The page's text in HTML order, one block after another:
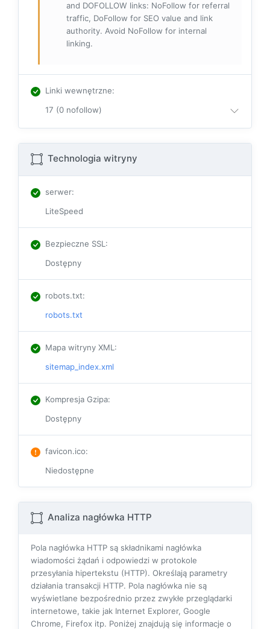
and DOFOLLOW links: NoFollow for referral
traffic, DoFollow for SEO value and link
authority. Avoid NoFollow for internal
linking.
Linki wewnętrzne:
17 (0 nofollow)
Technologia witryny
serwer:
LiteSpeed
Bezpieczne SSL :
Dostępny
robots.txt:
robots.txt
Mapa witryny XML :
sitemap_index.xml
Kompresja Gzipa:
Dostępny
favicon.ico:
Niedostępne
Analiza nagłówka HTTP
Pola nagłówka HTTP są składnikami nagłówka
wiadomości żądań i odpowiedzi w protokole
przesyłania hipertekstu (HTTP). Określają parametry
działania transakcji HTTP. Pola nagłówka nie są
wyświetlane bezpośrednio przez zwykłe przeglądarki
internetowe, takie jak Internet Explorer, Google
Chrome, Firefox itp. Poniżej znajdują się informacje o